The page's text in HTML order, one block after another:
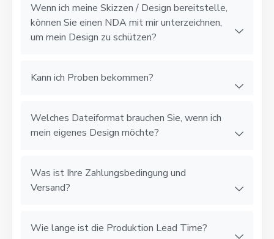
Wenn ich meine Skizzen / Design bereitstelle,
können Sie einen NDA mit mir unterzeichnen,
um mein Design zu schützen?
Kann ich Proben bekommen?
Welches Dateiformat brauchen Sie, wenn ich
mein eigenes Design möchte?
Was ist Ihre Zahlungsbedingung und
Versand?
Wie lange ist die Produktion Lead Time?